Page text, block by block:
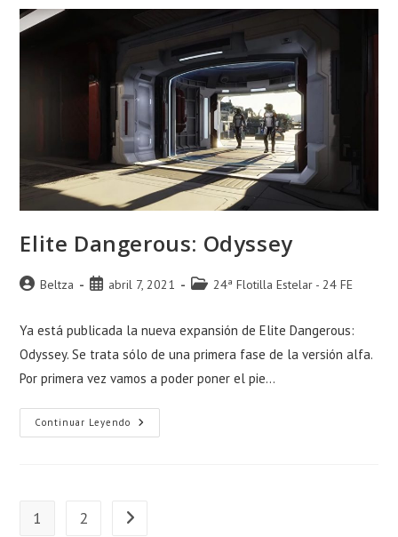
Elite Dangerous: Odyssey
Autor
entrada:
Beltza
Publicación
entrada:
abril 7, 2021
Categoría
entrada:
24ª Flotilla Estelar - 24 FE
Ya está publicada la nueva expansión de Elite Dangerous:
Odyssey. Se trata sólo de una primera fase de la versión alfa.
Por primera vez vamos a poder poner el pie…
Continuar Leyendo Elite
Dangerous:
1 2 Ir a la página siguiente